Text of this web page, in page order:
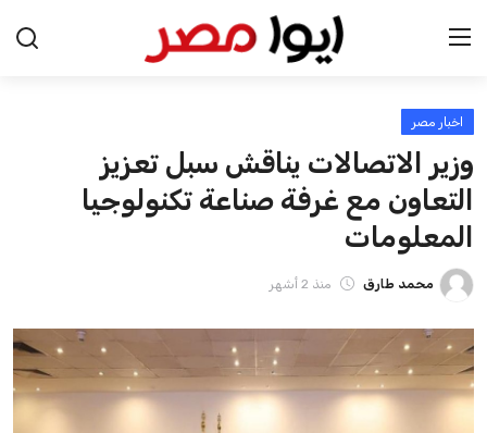
الرئيسية
اخبار مصر
عرب وعالم
اقتصاد
اخبار الرياضة
منوعات
اخبار مصر
وزير الاتصالات يناقش سبل تعزيز
التعاون مع غرفة صناعة تكنولوجيا
المعلومات
محمد طارق منذ 2 أشهر